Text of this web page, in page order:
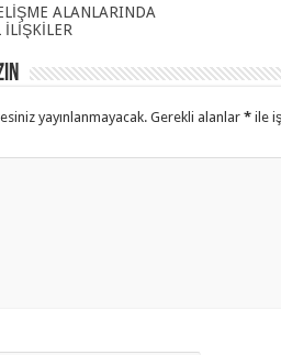
ALANLARINDA
İLİŞKİLER
yayınlanmayacak. Gerekli alanlar *ile